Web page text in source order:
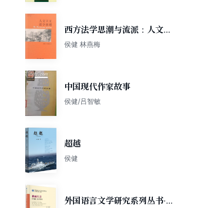
西方法学思潮与流派：人文主
义法学思潮
侯健 林燕梅
中国现代作家故事
侯健/吕智敏
超越
侯健
外国语言文学研究系列丛书·推